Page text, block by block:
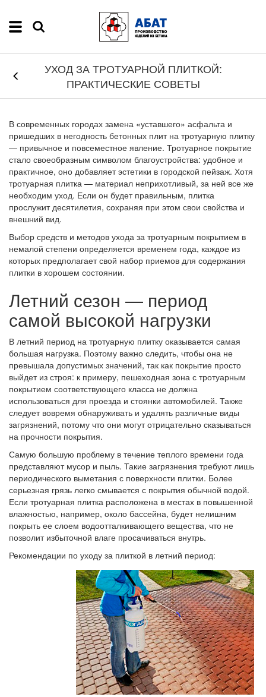
УХОД ЗА ТРОТУАРНОЙ ПЛИТКОЙ:
ПРАКТИЧЕСКИЕ СОВЕТЫ
В современных городах замена «уставшего» асфальта и
пришедших в негодность бетонных плит на тротуарную плитку
— привычное и повсеместное явление. Тротуарное покрытие
стало своеобразным символом благоустройства: удобное и
практичное, оно добавляет эстетики в городской пейзаж. Хотя
тротуарная плитка — материал неприхотливый, за ней все же
необходим уход. Если он будет правильным, плитка
прослужит десятилетия, сохраняя при этом свои свойства и
внешний вид.
Выбор средств и методов ухода за тротуарным покрытием в
немалой степени определяется временем года, каждое из
которых предполагает свой набор приемов для содержания
плитки в хорошем состоянии.
Летний сезон — период
самой высокой нагрузки
В летний период на тротуарную плитку оказывается самая
большая нагрузка. Поэтому важно следить, чтобы она не
превышала допустимых значений, так как покрытие просто
выйдет из строя: к примеру, пешеходная зона с тротуарным
покрытием соответствующего класса не должна
использоваться для проезда и стоянки автомобилей. Также
следует вовремя обнаруживать и удалять различные виды
загрязнений, потому что они могут отрицательно сказываться
на прочности покрытия.
Самую большую проблему в течение теплого времени года
представляют мусор и пыль. Такие загрязнения требуют лишь
периодического выметания с поверхности плитки. Более
серьезная грязь легко смывается с покрытия обычной водой.
Если тротуарная плитка расположена в местах в повышенной
влажностью, например, около бассейна, будет нелишним
покрыть ее слоем водоотталкивающего вещества, что не
позволит избыточной влаге просачиваться внутрь.
Рекомендации по уходу за плиткой в летний период: